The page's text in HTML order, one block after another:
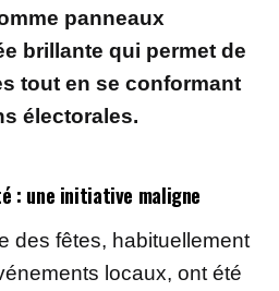
panneaux
brillante qui permet de
tout en se conformant
électorales.
: une initiative maligne
des fêtes, habituellement
locaux, ont été